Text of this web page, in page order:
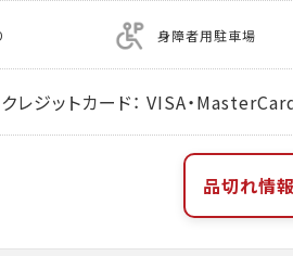
身障者用駐車場
レジットカード： VISA・
品切れ情報